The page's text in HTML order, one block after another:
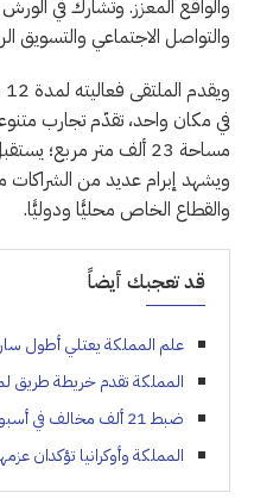
والواقع المعزز. وتشارك في
والتواصل الاجتماعي والتسويق
في مكان واحد، تقدّم تجارب
مساحة 23 ألف متر
ويشهد إبرام عديد من
والقطاع الخاص محليًّا ودوليًّا.
قد تعجبك أيضاً
علم المملكة يعتلي أطول
المملكة تقدم خريطة طريق
ضبط 21 ألف مخالف في أسبوع
المملكة وأوكرانيا تؤكدان